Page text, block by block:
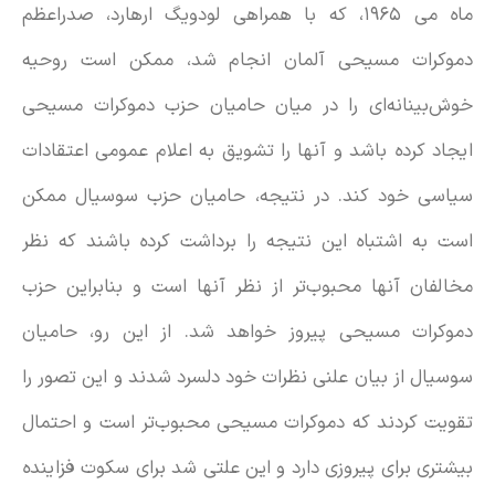
ماه می ۱۹۶۵، که با همراهی لودویگ ارهارد، صدراعظم
دموکرات مسیحی آلمان انجام شد، ممکن است روحیه
خوش‌بینانه‌ای را در میان حامیان حزب دموکرات مسیحی
ایجاد کرده باشد و آنها را تشویق به اعلام عمومی اعتقادات
سیاسی خود کند. در نتیجه، حامیان حزب سوسیال ممکن
است به اشتباه این نتیجه را برداشت کرده باشند که نظر
مخالفان آنها محبوب‌تر از نظر آنها است و بنابراین حزب
دموکرات مسیحی پیروز خواهد شد. از این رو، حامیان
سوسیال از بیان علنی نظرات خود دلسرد شدند و این تصور را
تقویت کردند که دموکرات مسیحی محبوب‌تر است و احتمال
بیشتری برای پیروزی دارد و این علتی شد برای سکوت فزاینده